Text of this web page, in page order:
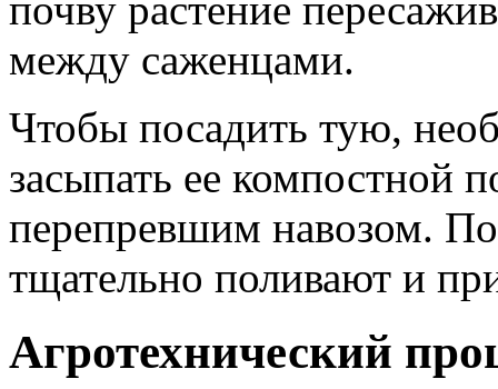
между саженцами.
Чтобы посадить тую,
засыпать ее компостной
перепревшим навозом.
тщательно поливают и
Агротехнический